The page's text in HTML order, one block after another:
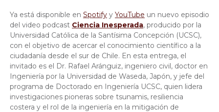
Ya está disponible en Spotify y YouTube un nuevo episodio
del video podcast Ciencia Inesperada, producido por la
Universidad Católica de la Santísima Concepción (UCSC),
con el objetivo de acercar el conocimiento científico a la
ciudadanía desde el sur de Chile. En esta entrega, el
invitado es el Dr. Rafael Aránguiz, ingeniero civil, doctor en
Ingeniería por la Universidad de Waseda, Japón, y jefe del
programa de Doctorado en Ingeniería UCSC, quien lidera
investigaciones pioneras sobre tsunamis, resiliencia
costera y el rol de la ingeniería en la mitigación de